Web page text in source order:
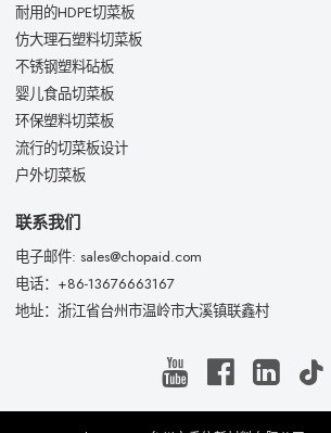
耐用的HDPE切菜板
仿大理石塑料切菜板
不锈钢塑料砧板
婴儿食品切菜板
环保塑料切菜板
流行的切菜板设计
户外切菜板
联系我们
电子邮件: sales@chopaid.com
电话：+86-13676663167
地址：浙江省台州市温岭市大溪镇联鑫村